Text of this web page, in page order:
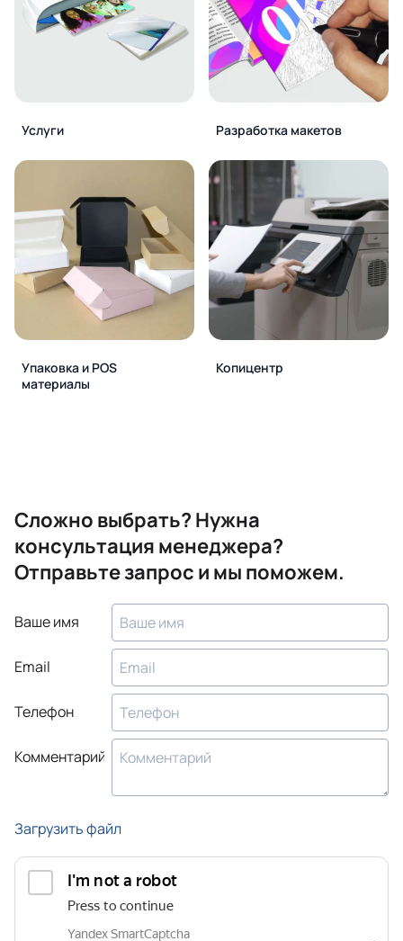
Услуги Разработка макетов
Упаковка и POS
материалы
Копицентр
Сложно выбрать? Нужна
консультация менеджера?
Отправьте запрос и мы поможем.
Ваше имя
Email
Телефон
Комментарий
Загрузить файл